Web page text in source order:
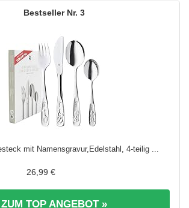
3
mit Namensgravur,Edelstahl, 4-teilig ...
26,99 €
ZUM TOP ANGEBOT »